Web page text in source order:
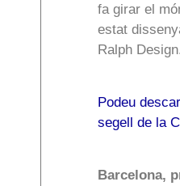
fa girar el
estat
Ralph Design.
Podeu
segell de la
Barcelona,